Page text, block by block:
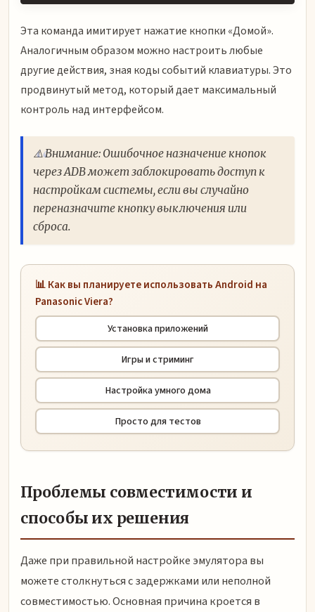
Эта команда имитирует нажатие кнопки «Домой».
Аналогичным образом можно настроить любые
другие действия, зная коды событий клавиатуры. Это
продвинутый метод, который дает максимальный
контроль над интерфейсом.
⚠️ Внимание: Ошибочное назначение кнопок
через ADB может заблокировать доступ к
настройкам системы, если вы случайно
переназначите кнопку выключения или
сброса.
📊 Как вы планируете использовать Android на
Panasonic Viera?
Установка приложений
Игры и стриминг
Настройка умного дома
Просто для тестов
Проблемы совместимости и
способы их решения
Даже при правильной настройке эмулятора вы
можете столкнуться с задержками или неполной
совместимостью. Основная причина кроется в